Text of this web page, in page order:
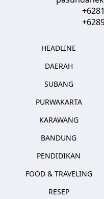
HEADLINE
DAERAH
SUBANG
PURWAKARTA
KARAWANG
BANDUNG
PENDIDIKAN
FOOD & TRAVELING
RESEP